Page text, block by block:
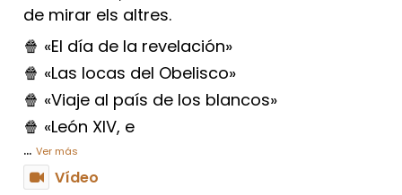
de mirar els altres.
🍿 «El día de la revelación»
🍿 «Las locas del Obelisco»
🍿 «Viaje al país de los blancos»
🍿 «León XIV, e
... Ver más
Vídeo